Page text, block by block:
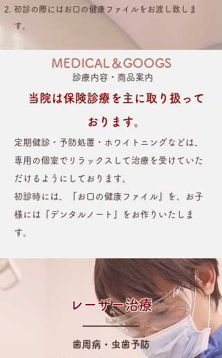
初診の際にはお口の健康ファイルをお渡し致しま
す。
MEDICAL＆GOOGS
診療内容・商品案内
当院は保険診療を主に取り扱って
おります。
定期健診・予防処置・ホワイトニングなどは、
専用の個室でリラックスして治療を受けていた
だけるようにしております。
初診時には、『お口の健康ファイル』を、お子
様には『デンタルノート』をお作りいたしま
す。
レーザー治療​
歯周病・虫歯予防